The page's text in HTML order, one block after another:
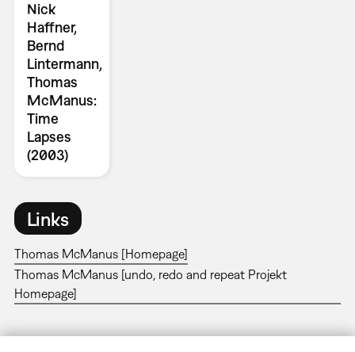
Nick
Haffner,
Bernd
Lintermann,
Thomas
McManus:
Time
Lapses
(2003)
Links
Thomas McManus [Homepage]
Thomas McManus [undo, redo and repeat Projekt
Homepage]